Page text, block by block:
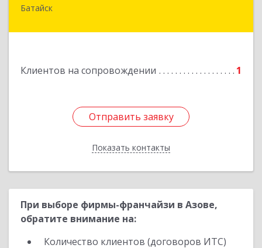
Батайск
Клиентов на сопровождении 1
Отправить заявку
Показать контакты
Отправить заявку
Назад
При выборе фирмы-франчайзи в Азове,
обратите внимание на:
Количество клиентов (договоров ИТС)